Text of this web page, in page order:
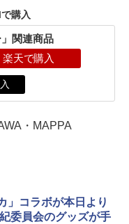
購入
」関連商品
楽天で購入
・MAPPA
」コラボが本日より
委員会のグッズが手